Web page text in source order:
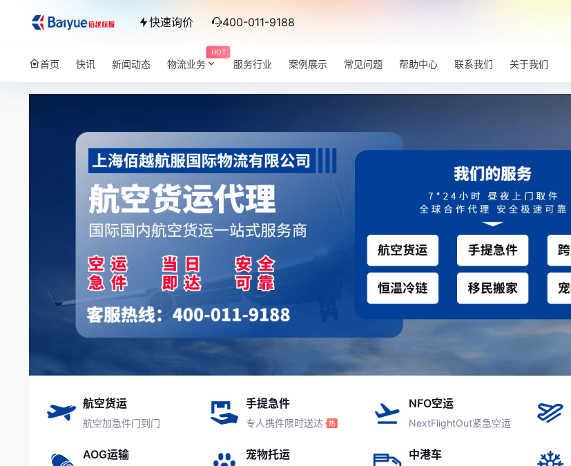
快速询价 400-011-9188
首页 快讯 新闻动态
HOT
物流业务 服务行业 案例展示 常见问题 帮助中心 联系我们 关于我们
航空货运
航空加急件门到门
手提急件
专人携件限时送达
NFO空运
NextFlightOut紧急空运
AOG运输 宠物托运 中港车